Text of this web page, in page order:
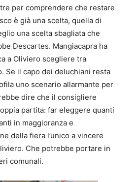
per comprendere che restare
è già una scelta, quella di
una scelta sbagliata che
Descartes. Mangiacapra ha
a Oliviero scegliere tra
Se il capo dei deluchiani resta
uno scenario allarmante per
dire che il consigliere
partita: far eleggere quanti
in maggioranza e
della fiera l’unico a vincere
Che potrebbe portare in
comunali.